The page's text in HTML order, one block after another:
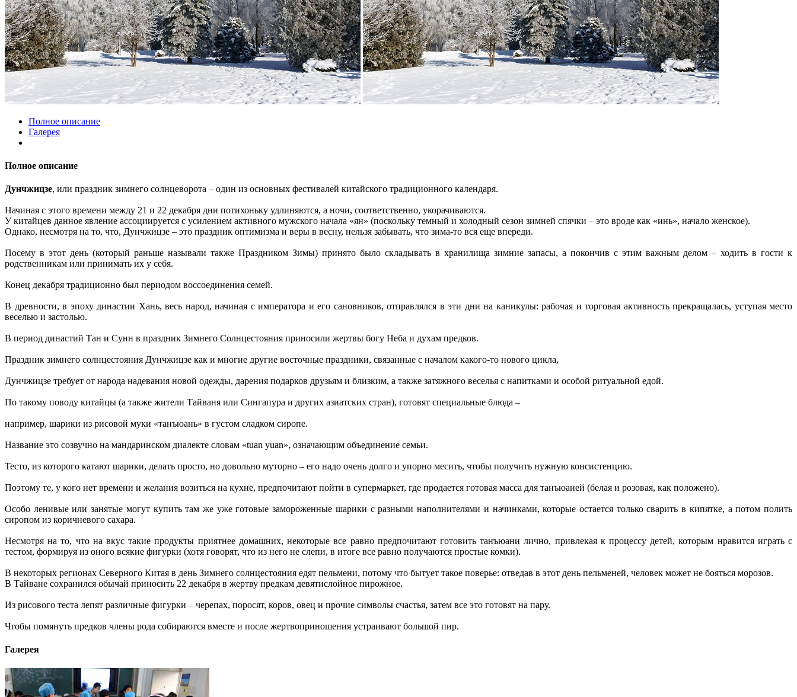
Полное описание
Галерея
Полное описание
Дунчжицзе, или праздник зимнего солнцеворота – один из основных фестивалей китайского традиционного календаря.
Начиная с этого времени между 21 и 22 декабря дни потихоньку удлиняются, а ночи, соответственно, укорачиваются.
У китайцев данное явление ассоциируется с усилением активного мужского начала «ян» (поскольку темный и холодный сезон зимней спячки – это вроде как «инь», начало женское).
Однако, несмотря на то, что, Дунчжицзе – это праздник оптимизма и веры в весну, нельзя забывать, что зима-то вся еще впереди.
Посему в этот день (который раньше называли также Праздником Зимы) принято было складывать в хранилища зимние запасы, а покончив с этим важным делом – ходить в гости к
родственникам или принимать их у себя.
Конец декабря традиционно был периодом воссоединения семей.
В древности, в эпоху династии Хань, весь народ, начиная с императора и его сановников, отправлялся в эти дни на каникулы: рабочая и торговая активность прекращалась, уступая место
веселью и застолью.
В период династий Тан и Сунн в праздник Зимнего Солнцестояния приносили жертвы богу Неба и духам предков.
Праздник зимнего солнцестояния Дунчжицзе как и многие другие восточные праздники, связанные с началом какого-то нового цикла,
Дунчжицзе требует от народа надевания новой одежды, дарения подарков друзьям и близким, а также затяжного веселья с напитками и особой ритуальной едой.
По такому поводу китайцы (а также жители Тайваня или Сингапура и других азиатских стран), готовят специальные блюда –
например, шарики из рисовой муки «танъюань» в густом сладком сиропе.
Название это созвучно на мандаринском диалекте словам «tuan yuan», означающим объединение семьи.
Тесто, из которого катают шарики, делать просто, но довольно муторно – его надо очень долго и упорно месить, чтобы получить нужную консистенцию.
Поэтому те, у кого нет времени и желания возиться на кухне, предпочитают пойти в супермаркет, где продается готовая масса для танъюаней (белая и розовая, как положено).
Особо ленивые или занятые могут купить там же уже готовые замороженные шарики с разными наполнителями и начинками, которые остается только сварить в кипятке, а потом полить
сиропом из коричневого сахара.
Несмотря на то, что на вкус такие продукты приятнее домашних, некоторые все равно предпочитают готовить танъюани лично, привлекая к процессу детей, которым нравится играть с
тестом, формируя из оного всякие фигурки (хотя говорят, что из него не слепи, в итоге все равно получаются простые комки).
В некоторых регионах Северного Китая в день Зимнего солнцестояния едят пельмени, потому что бытует такое поверье: отведав в этот день пельменей, человек может не бояться морозов.
В Тайване сохранился обычай приносить 22 декабря в жертву предкам девятислойное пирожное.
Из рисового теста лепят различные фигурки – черепах, поросят, коров, овец и прочие символы счастья, затем все это готовят на пару.
Чтобы помянуть предков члены рода собираются вместе и после жертвоприношения устраивают большой пир.
Галерея